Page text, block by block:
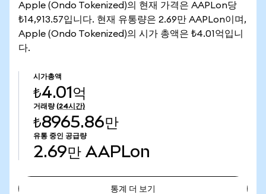
Apple (Ondo Tokenized)의 현재 가격은 AAPLon당
₺14,913.57입니다. 현재 유통량은 2.69만 AAPLon이며,
Apple (Ondo Tokenized)의 시가 총액은 ₺4.01억입니
다.
시가총액
₺4.01억
거래량 (24시간)
₺8965.86만
유통 중인 공급량
2.69만 AAPLon
통계 더 보기